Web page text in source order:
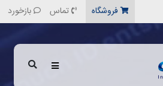
رفتن به محتوای اصلی
فروشگاه تماس بازخورد